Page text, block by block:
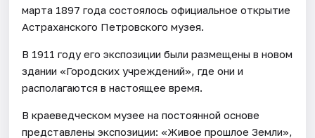
марта 1897 года состоялось официальное открытие
Астраханского Петровского музея.
В 1911 году его экспозиции были размещены в новом
здании «Городских учреждений», где они и
располагаются в настоящее время.
В краеведческом музее на постоянной основе
представлены экспозиции: «Живое прошлое Земли»,